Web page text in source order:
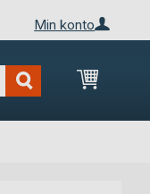
Min konto
Min